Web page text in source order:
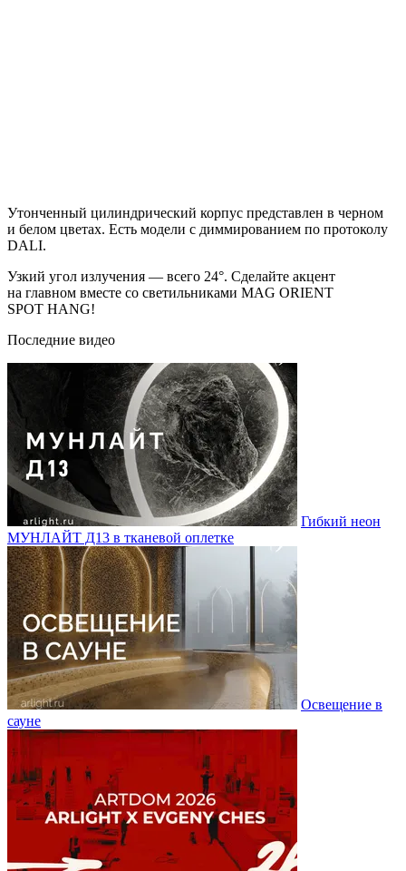
Утонченный цилиндрический корпус представлен в черном
и белом цветах. Есть модели с диммированием по протоколу
DALI.
Узкий угол излучения — всего 24°. Сделайте акцент
на главном вместе со светильниками MAG ORIENT
SPOT HANG!
Последние видео
Гибкий неон
МУНЛАЙТ Д13 в тканевой оплетке
Освещение в
сауне